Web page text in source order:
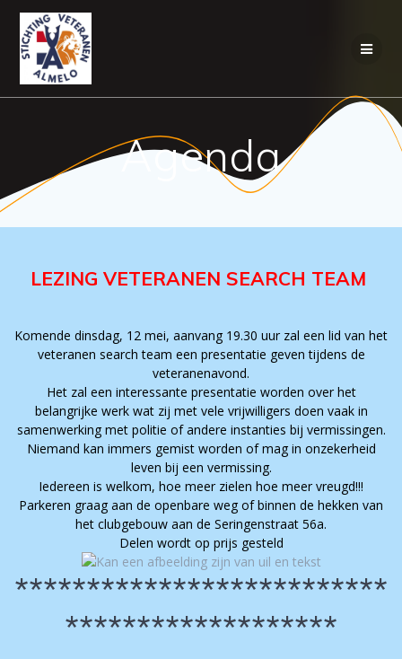
Agenda
LEZING VETERANEN SEARCH TEAM
Komende dinsdag, 12 mei, aanvang 19.30 uur zal een lid van het
veteranen search team een presentatie geven tijdens de
veteranenavond.
Het zal een interessante presentatie worden over het
belangrijke werk wat zij met vele vrijwilligers doen vaak in
samenwerking met politie of andere instanties bij vermissingen.
Niemand kan immers gemist worden of mag in onzekerheid
leven bij een vermissing.
Iedereen is welkom, hoe meer zielen hoe meer vreugd!!!
Parkeren graag aan de openbare weg of binnen de hekken van
het clubgebouw aan de Seringenstraat 56a.
Delen wordt op prijs gesteld
**************************
*******************